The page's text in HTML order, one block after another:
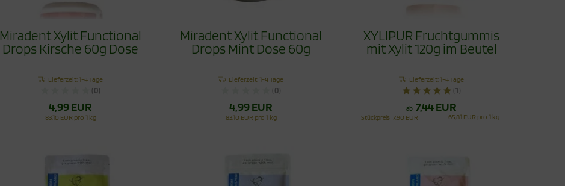
Miradent Xylit Functional
Drops Kirsche 60g Dose
Lieferzeit:1-4 Tage
(0)
4,99 EUR
83,10 EUR pro 1 kg
Miradent Xylit Functional
Drops Mint Dose 60g
Lieferzeit:1-4 Tage
(0)
4,99 EUR
83,10 EUR pro 1 kg
XYLIPUR Fruchtgummis
mit Xylit 120g im Beutel
Lieferzeit:1-4 Tage
(1)
ab 7,44 EUR
Stückpreis 7,90 EUR 65,81 EUR pro 1 kg